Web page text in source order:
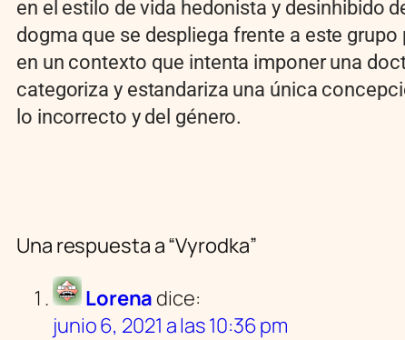
en el estilo de vida hedonista y desinhibido
dogma que se despliega frente a este grupo
en un contexto que intenta imponer una
categoriza y estandariza una única
lo incorrecto y del género.
Una respuesta a “Vyrodka”
Lorena dice:
junio 6, 2021 a las 10:36 pm